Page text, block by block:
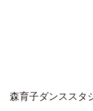
森育子ダンススタ